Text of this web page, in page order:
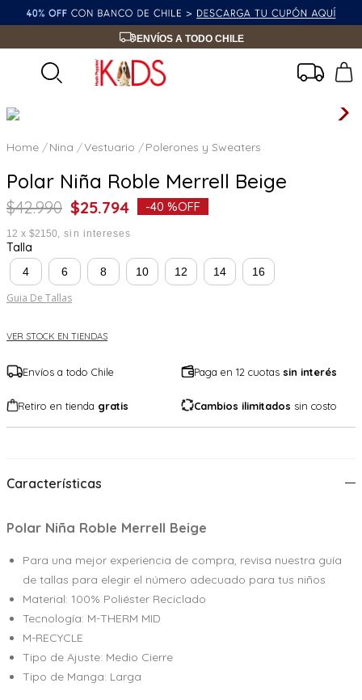
ENVÍOS A TODO CHILE
Nina Vestuario Polerones y Sweaters
Polar Niña Roble Merrell Beige
$42.990 $25.794 -40 %OFF
12 x $2150 sin intereses
Talla
4 6 8 10 12 14 16
Guia De Tallas
VER STOCK EN TIENDAS
Envíos a todo Chile Paga en 12 cuotas sin interés
Retiro en tienda gratis Cambios ilimitados sin costo
Características
Polar Niña Roble Merrell Beige
Para una mejor experiencia de compra, revisa nuestra guía
de tallas para elegir el número adecuado para tus niños
Material: 100% Poliéster Reciclado
Tecnología: M-THERM MID
M-RECYCLE
Tipo de Ajuste: Medio Cierre
Tipo de Manga: Larga